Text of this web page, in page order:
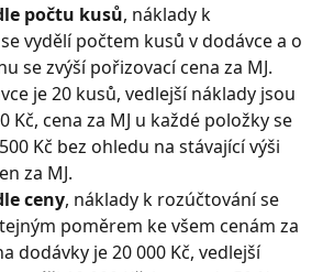
počtu kusů, náklady k
vydělí počtem kusů v dodávce a o
se zvýší pořizovací cena za MJ.
je 20 kusů, vedlejší náklady jsou
Kč, cena za MJ u každé položky se
Kč bez ohledu na stávající výši
za MJ.
ceny, náklady k rozúčtování se
poměrem ke všem cenám za
dodávky je 20 000 Kč, vedlejší